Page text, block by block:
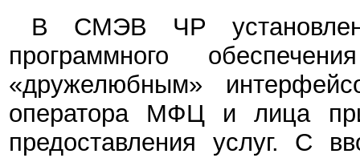
В СМЭВ ЧР
программного
«дружелюбным»
оператора МФЦ и лица
предоставления услуг. С